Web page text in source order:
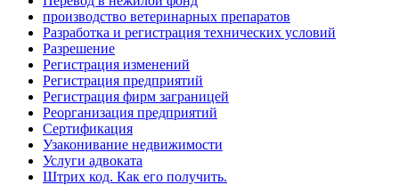
производство ветеринарных препаратов
Разработка и регистрация технических условий
Разрешение
Регистрация изменений
Регистрация предприятий
Регистрация фирм заграницей
Реорганизация предприятий
Сертификация
Узаконивание недвижимости
Услуги адвоката
Штрих код. Как его получить.